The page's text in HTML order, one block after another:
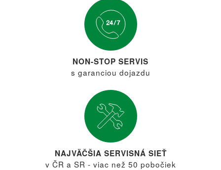
NON-STOP SERVIS
s garanciou dojazdu
NAJVÄČŠIA SERVISNÁ SIEŤ
v ČR a SR - viac než 50 pobočiek